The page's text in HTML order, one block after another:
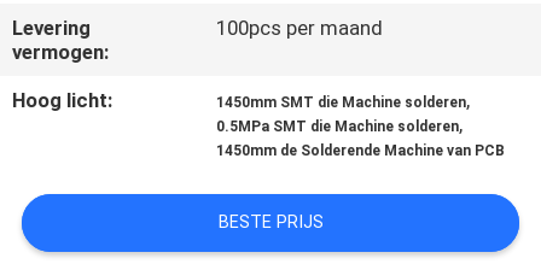
NIEUWS
VERZOEK
EEN
CITAAT
Levering
vermogen:
100pcs per maand
Hoog licht: 1450mm SMT die Machine solderen,
0.5MPa SMT die Machine solderen,
1450mm de Solderende Machine van PCB
BESTE PRIJS